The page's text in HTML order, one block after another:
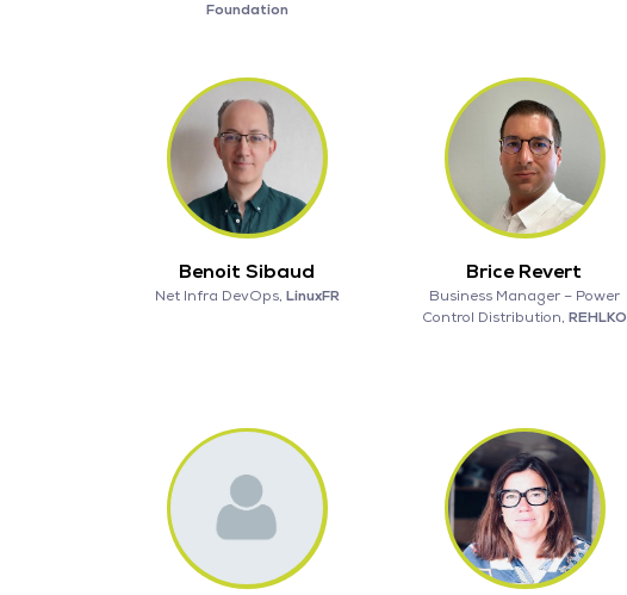
Foundation
Benoit Sibaud
Net Infra DevOps, LinuxFR
Brice Revert
Business Manager – Power
Control Distribution, REHLKO